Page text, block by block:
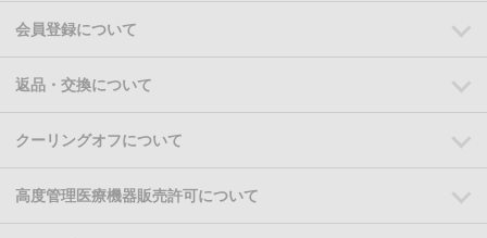
会員登録について
返品・交換について
クーリングオフについて
高度管理医療機器販売許可について